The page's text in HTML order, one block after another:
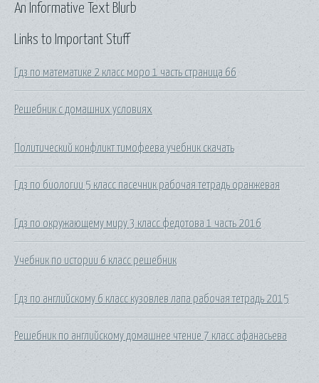
Links to Important Stuff
Гдз по математике 2 класс моро 1 часть страница 66
Решебник с домашних условиях
Политический конфликт тимофеева учебник скачать
Гдз по биологии 5 класс пасечник рабочая тетрадь оранжевая
Гдз по окружающему миру 3 класс федотова 1 часть 2016
Учебник по истории 6 класс решебник
Гдз по английскому 6 класс кузовлев лапа рабочая тетрадь 2015
Решебник по английскому домашнее чтение 7 класс афанасьева
An Informative Text Blurb